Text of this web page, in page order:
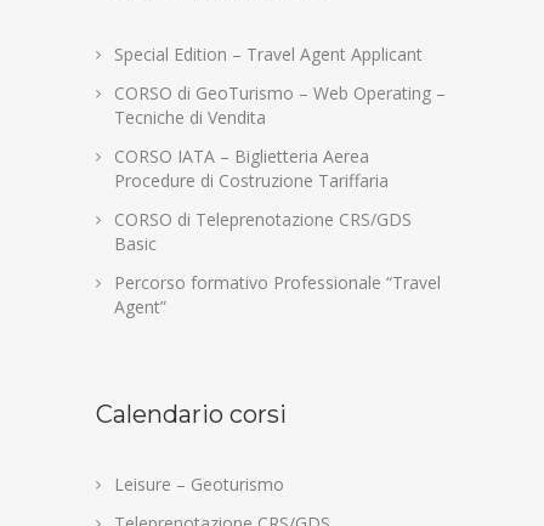
Special Edition – Travel Agent Applicant
CORSO di GeoTurismo – Web Operating –
Tecniche di Vendita
CORSO IATA – Biglietteria Aerea
Procedure di Costruzione Tariffaria
CORSO di Teleprenotazione CRS/GDS
Basic
Percorso formativo Professionale “Travel
Agent”
Calendario corsi
Leisure – Geoturismo